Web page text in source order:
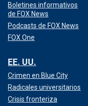
Boletines informativos
de FOX News
Podcasts de FOX News
FOX One
EE. UU.
Crimen en Blue City
Radicales universitarios
Crisis fronteriza